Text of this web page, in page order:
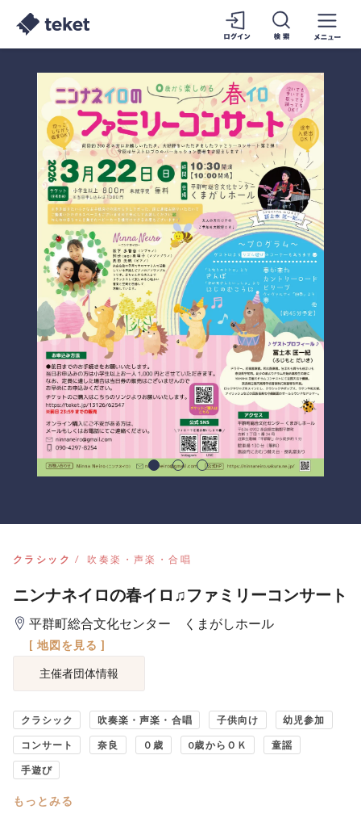
クラシック 吹奏楽・声楽・合唱
ニンナネイロの春イロ♫ファミリーコンサート
平群町総合文化センター くまがしホール
[ 地図を見る ]
主催者団体情報
クラシック 吹奏楽・声楽・合唱 子供向け 幼児参加
コンサート 奈良 ０歳 0歳からＯＫ 童謡
手遊び
もっとみる